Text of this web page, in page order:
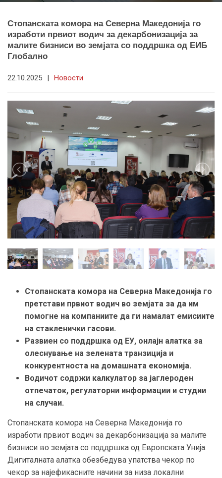
Стопанската комора на Северна Македонија го
изработи првиот водич за декарбонизација за
малите бизниси во земјата со поддршка од ЕИБ
Глобално
22.10.2025 | Новости
Стопанската комора на Северна Македонија го
претстави првиот водич во земјата за да им
помогне на компаниите да ги намалат емисиите
на стакленички гасови.
Развиен со поддршка од ЕУ, онлајн алатка за
олеснување на зелената транзиција и
конкурентноста на домашната економија.
Водичот содржи калкулатор за јаглероден
отпечаток, регулаторни информации и студии
на случаи.
Стопанската комора на Северна Македонија го
изработи првиот водич за декарбонизација за малите
бизниси во земјата со поддршка од Европската Унија.
Дигиталната алатка обезбедува упатства чекор по
чекор за најефикасните начини за низа локални